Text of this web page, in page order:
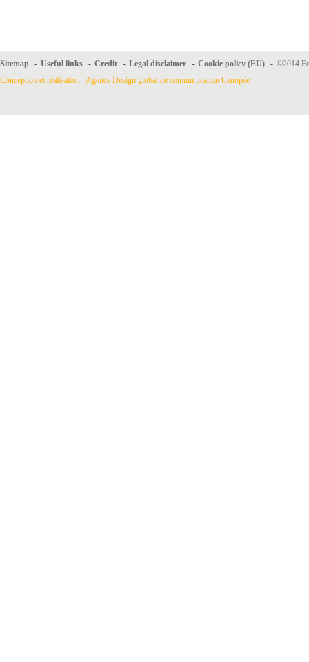
Sitemap - Useful links - Credit - Legal disclaimer - Cookie policy (EU) - ©2014
Conception et réalisation : Agence Design global de communication Canopée